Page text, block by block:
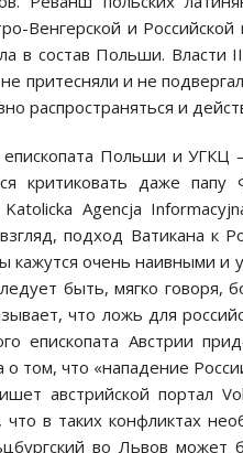
Венгерской и
в состав Польши. Власти
притесняли и не
распространяться и
епископата Польши и
критиковать даже
Agencja
подход Ватикана к
очень наивными и
быть, мягко говоря,
что ложь для
епископата Австрии
том, что «нападение
австрийской портал
что в таких конфликтах
во Львов может